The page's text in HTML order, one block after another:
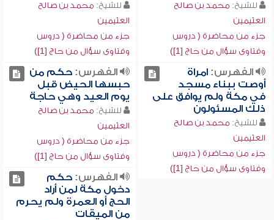
للشيخ: محمد بن صالح
العثيمين
جزء من محاضرة ( دروس
وفتاوى سؤال من حاج [1])
للشيخ: محمد بن صالح
العثيمين
جزء من محاضرة ( دروس
وفتاوى سؤال من حاج [1])
الفهرس:امراة
أوصت ببناء مسجد
في مكة ولم يوافق على
ذلك المسئولون
للشيخ: محمد بن صالح
العثيمين
جزء من محاضرة ( دروس
وفتاوى سؤال من حاج [1])
الفهرس:حكم من
حبسها الحيض قبل
يوم العيد وهي حاجة
للشيخ: محمد بن صالح
العثيمين
جزء من محاضرة ( دروس
وفتاوى سؤال من حاج [1])
الفهرس:حكم
دخول مكة لمن أراد
الحج أو العمرة ولم يحرم
من الميقات